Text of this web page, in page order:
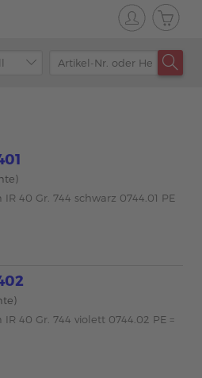
40 Gr. 744 schwarz 0744.01 PE
40 Gr. 744 violett 0744.02 PE =